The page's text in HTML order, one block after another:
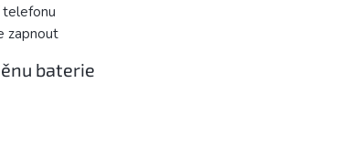
telefonu
zapnout
baterie